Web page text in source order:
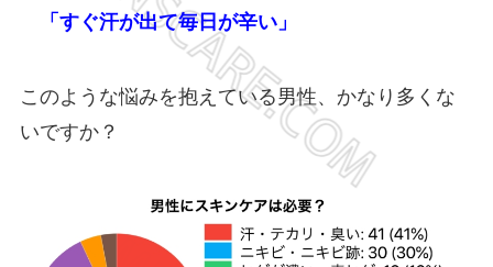
「すぐ汗が出て毎日が辛い」
このような悩みを抱えている男性、かなり多くな
いですか？